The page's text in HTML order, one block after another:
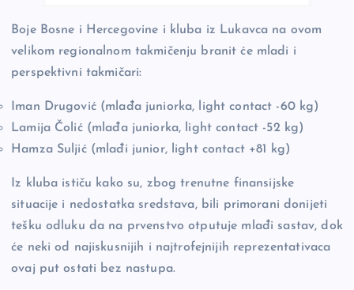
Boje Bosne i Hercegovine i kluba iz Lukavca na ovom
velikom regionalnom takmičenju branit će mladi i
perspektivni takmičari:
Iman Drugović (mlađa juniorka, light contact -60 kg)
Lamija Čolić (mlađa juniorka, light contact -52 kg)
Hamza Suljić (mlađi junior, light contact +81 kg)
Iz kluba ističu kako su, zbog trenutne finansijske
situacije i nedostatka sredstava, bili primorani donijeti
tešku odluku da na prvenstvo otputuje mlađi sastav, dok
će neki od najiskusnijih i najtrofejnijih reprezentativaca
ovaj put ostati bez nastupa.